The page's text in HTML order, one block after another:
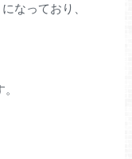
になっており、